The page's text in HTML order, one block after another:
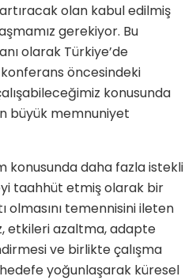
olan kabul edilmiş
gerekiyor. Bu
olarak Türkiye’de
öncesindeki
konusunda
büyük memnuniyet
konusunda daha fazla istekli
taahhüt etmiş olarak bir
temennisini ileten
etkileri azaltma, adapte
ve birlikte çalışma
yoğunlaşarak küresel